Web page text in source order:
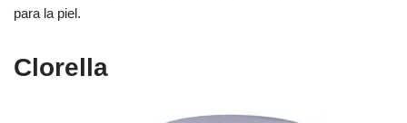
para la piel.
Clorella